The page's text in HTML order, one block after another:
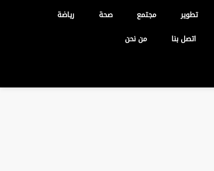
تطوير مجتمع صحة
رياضة
اتصل بنا من نحن